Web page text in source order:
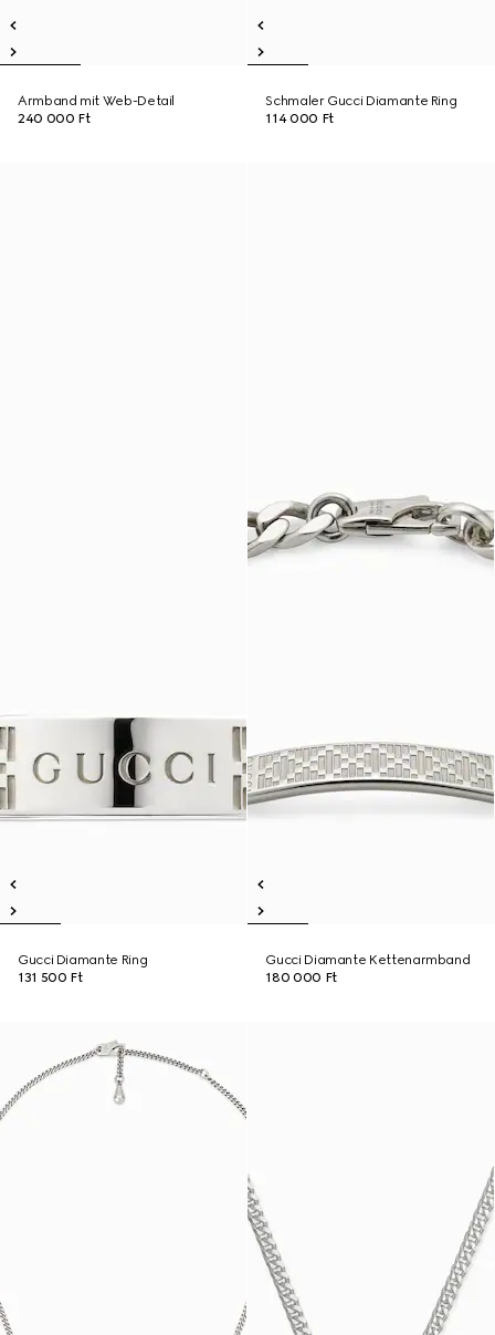
Armband mit Web-Detail
240 000 Ft
Schmaler Gucci Diamante Ring
114 000 Ft
Gucci Diamante Ring
131 500 Ft
Gucci Diamante Kettenarmband
180 000 Ft